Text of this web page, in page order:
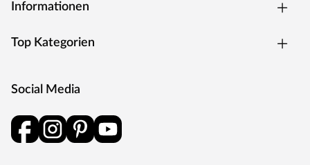
Informationen
Top Kategorien
Social Media